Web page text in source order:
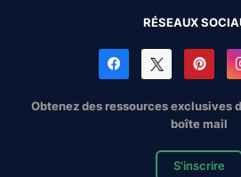
RÉSEAUX
Obtenez des ressources exclusives
boîte mail
S'inscrire